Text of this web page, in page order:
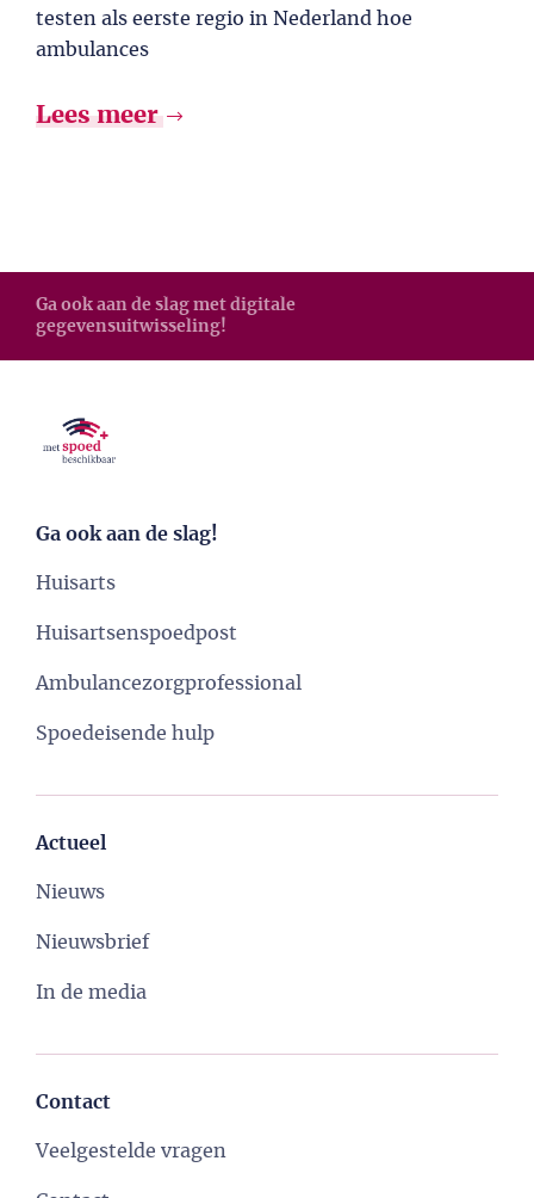
testen als eerste regio in Nederland hoe
ambulances
Lees meer
Ga ook aan de slag met digitale
gegevensuitwisseling!
Ga ook aan de slag!
Huisarts
Huisartsenspoedpost
Ambulancezorgprofessional
Spoedeisende hulp
Actueel
Nieuws
Nieuwsbrief
In de media
Contact
Veelgestelde vragen